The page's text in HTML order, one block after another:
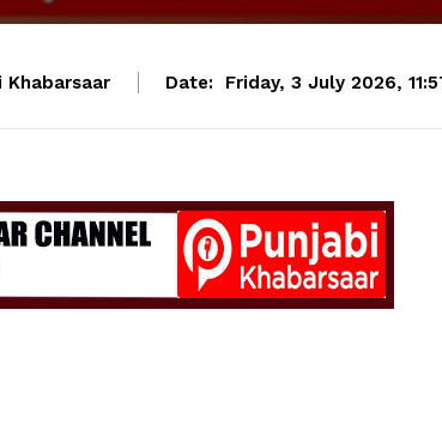
Khabarsaar Date: Friday, 3 July 2026,